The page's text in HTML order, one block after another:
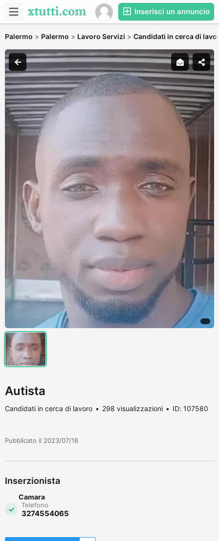
Inserisci un annuncio
Palermo > Palermo > Lavoro Servizi > Candidati in cerca di
Autista
Candidati in cerca di lavoro 298 visualizzazioni ID: 107580
Pubblicato il 2023/07/18
Inserzionista
Camara
Telefono
3274554065